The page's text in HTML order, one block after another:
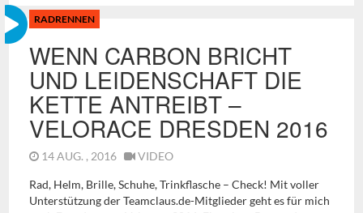
RADRENNEN
WENN CARBON BRICHT
UND LEIDENSCHAFT DIE
KETTE ANTREIBT –
VELORACE DRESDEN 2016
14 AUG. , 2016 VIDEO
Rad, Helm, Brille, Schuhe, Trinkflasche – Check! Mit voller
Unterstützung der Teamclaus.de-Mitglieder geht es für mich